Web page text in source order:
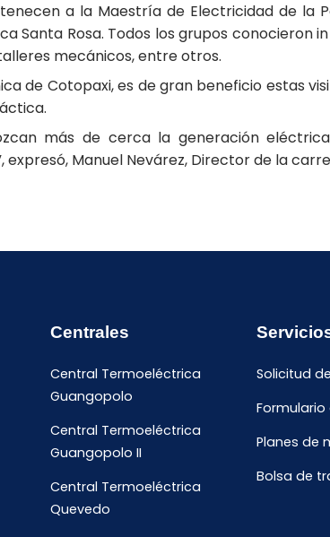
a la Maestría de Electricidad de la
Santa Rosa. Todos los grupos conocieron
mecánicos, entre otros.
de Cotopaxi, es de gran beneficio estas
más de cerca la generación
Manuel Nevárez, Director de la
Centrales
Central Termoeléctrica
Guangopolo
Central Termoeléctrica
Guangopolo II
Central Termoeléctrica
Quevedo
Solicitud
Planes de
Bolsa de